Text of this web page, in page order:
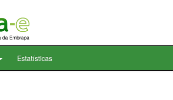
Estatísticas